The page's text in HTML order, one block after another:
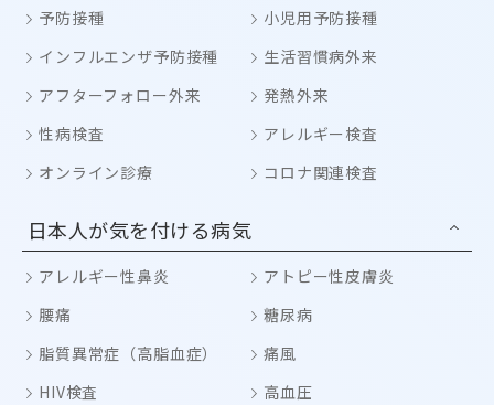
予防接種
小児用予防接種
インフルエンザ予防接種
生活習慣病外来
アフターフォロー外来
発熱外来
性病検査
アレルギー検査
オンライン診療
コロナ関連検査
日本人が気を付ける病気
アレルギー性鼻炎
アトピー性皮膚炎
腰痛
糖尿病
脂質異常症（高脂血症）
痛風
HIV検査
高血圧